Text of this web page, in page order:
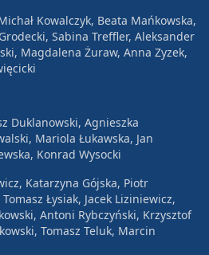
Kowalczyk, Beata Mańkowska,
Sabina Treffler, Aleksander
Magdalena Żuraw, Anna Zyzek,
Duklanowski, Agnieszka
Mariola Łukawska, Jan
Konrad Wysocki
Katarzyna Gójska, Piotr
Łysiak, Jacek Liziniewicz,
Antoni Rybczyński, Krzysztof
Tomasz Teluk, Marcin